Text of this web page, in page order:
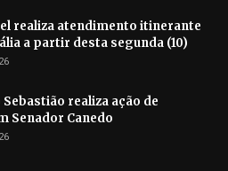
realiza atendimento itinerante
a partir desta segunda (10)
Sebastião realiza ação de
Senador Canedo